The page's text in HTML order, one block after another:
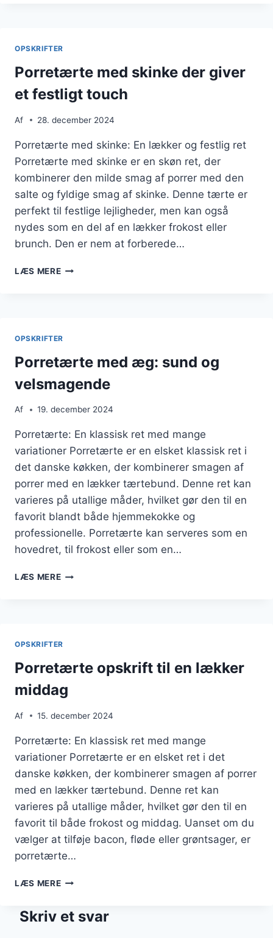
OPSKRIFTER
Porretærte med skinke der giver
et festligt touch
Af 28. december 2024
Porretærte med skinke: En lækker og festlig ret
Porretærte med skinke er en skøn ret, der
kombinerer den milde smag af porrer med den
salte og fyldige smag af skinke. Denne tærte er
perfekt til festlige lejligheder, men kan også
nydes som en del af en lækker frokost eller
brunch. Den er nem at forberede…
LÆS MEREPORRETÆRTE
TOUCH
OPSKRIFTER
Porretærte med æg: sund og
velsmagende
Af 19. december 2024
Porretærte: En klassisk ret med mange
variationer Porretærte er en elsket klassisk ret i
det danske køkken, der kombinerer smagen af
porrer med en lækker tærtebund. Denne ret kan
varieres på utallige måder, hvilket gør den til en
favorit blandt både hjemmekokke og
professionelle. Porretærte kan serveres som en
hovedret, til frokost eller som en…
LÆS MEREPORRETÆRTE
OPSKRIFTER
Porretærte opskrift til en lækker
middag
Af 15. december 2024
Porretærte: En klassisk ret med mange
variationer Porretærte er en elsket ret i det
danske køkken, der kombinerer smagen af porrer
med en lækker tærtebund. Denne ret kan
varieres på utallige måder, hvilket gør den til en
favorit til både frokost og middag. Uanset om du
vælger at tilføje bacon, fløde eller grøntsager, er
porretærte…
LÆS MEREPORRETÆRTE
EN
Skriv et svar